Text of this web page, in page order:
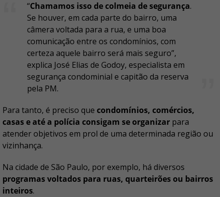
“Chamamos isso de colmeia de segurança.
Se houver, em cada parte do bairro, uma
câmera voltada para a rua, e uma boa
comunicação entre os condomínios, com
certeza aquele bairro será mais seguro”,
explica José Elias de Godoy, especialista em
segurança condominial e capitão da reserva
pela PM.
Para tanto, é preciso que condomínios, comércios,
casas e até a polícia consigam se organizar para
atender objetivos em prol de uma determinada região ou
vizinhança.
Na cidade de São Paulo, por exemplo, há diversos
programas voltados para ruas, quarteirões ou bairros
inteiros.